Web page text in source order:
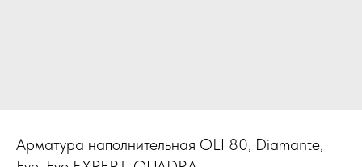
Арматура наполнительная OLI 80, Diamante,